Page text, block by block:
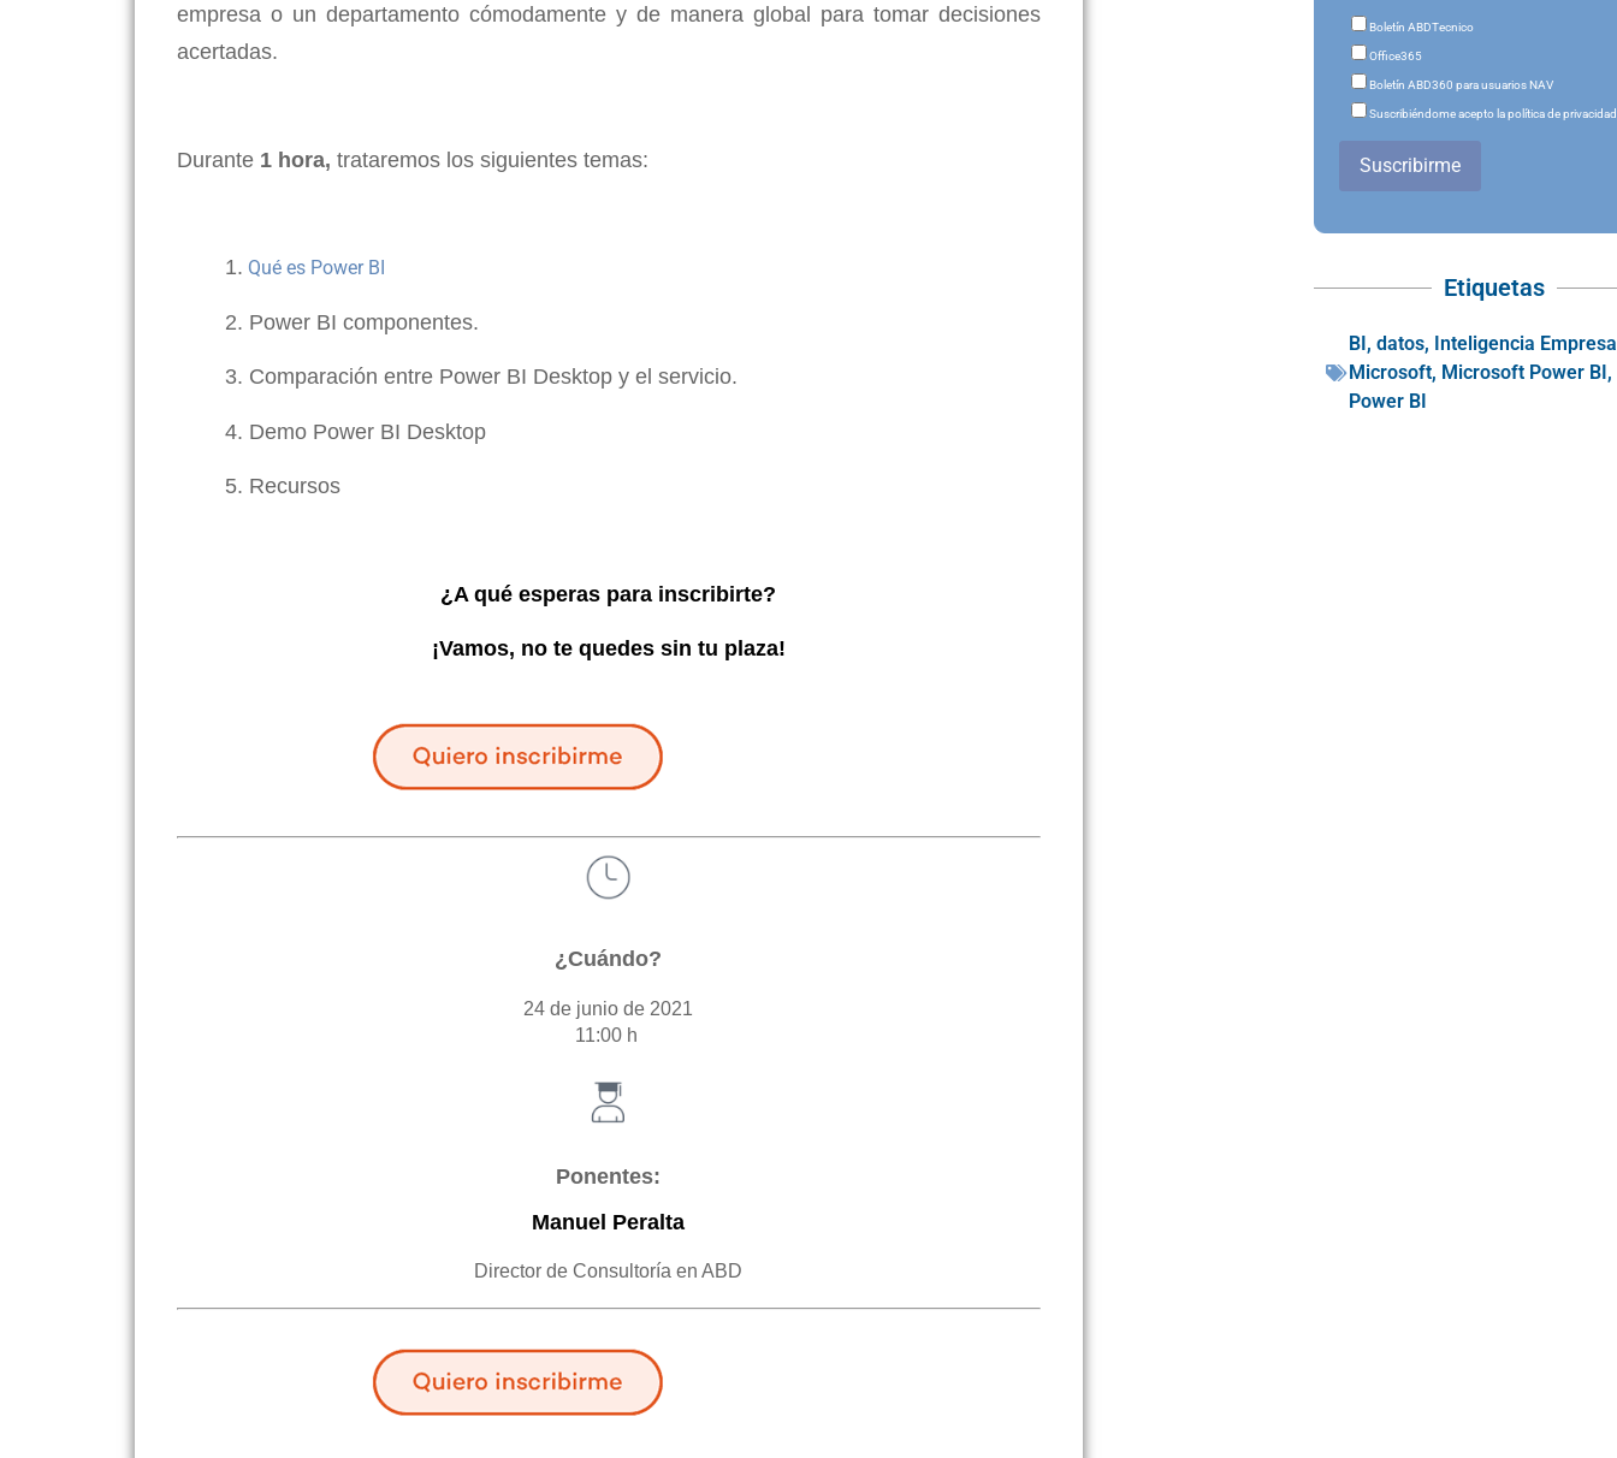
empresa o un departamento cómodamente y de manera global para tomar decisiones
acertadas.
Durante 1 hora, trataremos los siguientes temas:
1. Qué es Power BI
2. Power BI componentes.
3. Comparación entre Power BI Desktop y el servicio.
4. Demo Power BI Desktop
5. Recursos
¿A qué esperas para inscribirte?
¡Vamos, no te quedes sin tu plaza!
¿Cuándo?
24 de junio de 2021
11:00 h
Ponentes:
Manuel Peralta
Director de Consultoría en ABD
Boletín ABDTecnico
Office365
Boletín ABD360 para usuarios NAV
Suscribiéndome acepto la política de privacidad
Suscribirme
Etiquetas
BI,datos, Inteligencia
Microsoft, Microsoft Power BI,
Power BI